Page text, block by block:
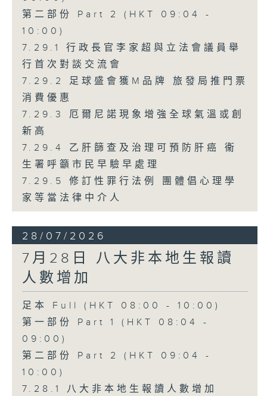
第二部份 Part 2 (HKT 09:04 -
10:00)
7.29.1 行政長官李家超與立法會議員舉
行首次對談交流會
7.29.2 足球盛會獲M品牌 旅發局推門票
消費優惠
7.29.3 厄爾尼諾現象增強全球氣溫或創
新高
7.29.4 乙肝篩查及治理可預防肝癌 衞
生署呼籲市民早驗早處理
7.29.5 修訂性罪行法例 團體倡心理學
家等當法律中介人
28/07/2026
7月28日 八大非本地生報讀
人數增加
足本 Full (HKT 08:00 - 10:00)
第一部份 Part 1 (HKT 08:04 -
09:00)
第二部份 Part 2 (HKT 09:04 -
10:00)
7.28.1 八大非本地生報讀人數增加